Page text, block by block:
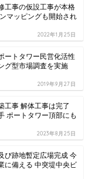
工事の仮設工事が本格
マッピングも開始され
2022年1月25日
ートタワー民営化活性
グ型市場調査を実施
2019年9月27日
工事 解体工事は完了
ポートタワー頂部にも
2023年8月25日
び跡地暫定広場完成 今
に備える 中突堤中央ビ